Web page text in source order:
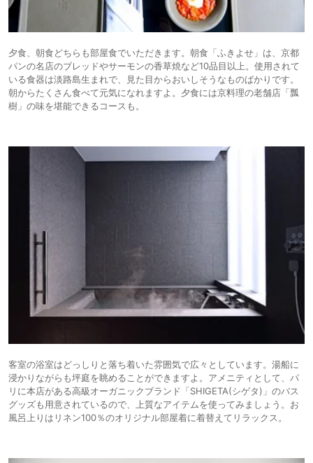
夕食、朝食どちらも部屋食でいただきます。朝食「ふきよせ」は、京都
パンの名店のブレッドやサーモンの香草焼など10品目以上。使用されて
いる食器は淡路島生まれで、見た目からおいしそうなものばかりです。
朝からたくさん食べて元気になれますよ。夕食には京料理の老舗店「瓢
樹」の味を堪能できるコースも。
客室の浴室はどっしりと落ち着いた雰囲気で広々としています。湯船に
浸かりながらも坪庭を眺めることができますよ。アメニティとして、パ
リに本店がある高級オーガニックブランド「SHIGETA(シゲタ)」のバス
グッズも用意されているので、上質なアイテムを使ってみましょう。お
風呂上りはリネン100％のオリジナル部屋着に着替えてリラックス。